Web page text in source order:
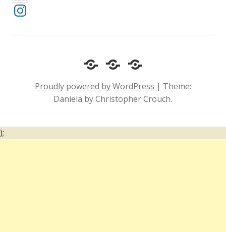
Instagram
Cotidiano
Comportamento
Inclusão
e
Acessibilidade
Diário
um
surdo
Proudly powered by WordPress | Theme:
Daniela by Christopher Crouch.
);